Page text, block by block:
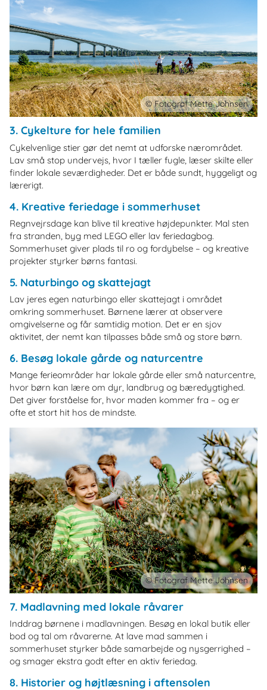
© Fotograf Mette Johnsen
3. Cykelture for hele familien
Cykelvenlige stier gør det nemt at udforske nærområdet.
Lav små stop undervejs, hvor I tæller fugle, læser skilte eller
finder lokale seværdigheder. Det er både sundt, hyggeligt og
lærerigt.
4. Kreative feriedage i sommerhuset
Regnvejrsdage kan blive til kreative højdepunkter. Mal sten
fra stranden, byg med LEGO eller lav feriedagbog.
Sommerhuset giver plads til ro og fordybelse – og kreative
projekter styrker børns fantasi.
5. Naturbingo og skattejagt
Lav jeres egen naturbingo eller skattejagt i området
omkring sommerhuset. Børnene lærer at observere
omgivelserne og får samtidig motion. Det er en sjov
aktivitet, der nemt kan tilpasses både små og store børn.
6. Besøg lokale gårde og naturcentre
Mange ferieområder har lokale gårde eller små naturcentre,
hvor børn kan lære om dyr, landbrug og bæredygtighed.
Det giver forståelse for, hvor maden kommer fra – og er
ofte et stort hit hos de mindste.
© Fotograf Mette Johnsen
7. Madlavning med lokale råvarer
Inddrag børnene i madlavningen. Besøg en lokal butik eller
bod og tal om råvarerne. At lave mad sammen i
sommerhuset styrker både samarbejde og nysgerrighed –
og smager ekstra godt efter en aktiv feriedag.
8. Historier og højtlæsning i aftensolen